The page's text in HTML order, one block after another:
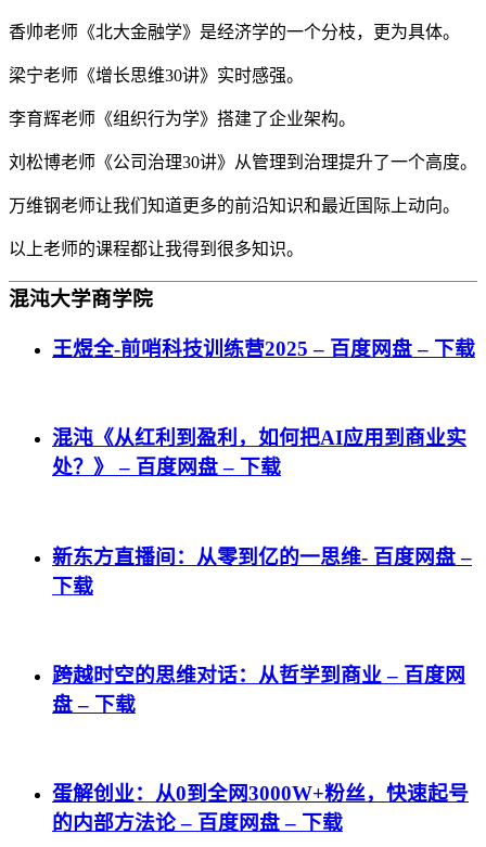
香帅老师《北大金融学》是经济学的一个分枝，更为具体。
梁宁老师《增长思维30讲》实时感强。
李育辉老师《组织行为学》搭建了企业架构。
刘松博老师《公司治理30讲》从管理到治理提升了一个高度。
万维钢老师让我们知道更多的前沿知识和最近国际上动向。
以上老师的课程都让我得到很多知识。
混沌大学商学院
王煜全-前哨科技训练营2025 – 百度网盘 – 下载
混沌《从红利到盈利，如何把AI应用到商业实
处？》 – 百度网盘 – 下载
新东方直播间：从零到亿的一思维- 百度网盘 –
下载
跨越时空的思维对话：从哲学到商业 – 百度网
盘 – 下载
蛋解创业：从0到全网3000W+粉丝，快速起号
的内部方法论 – 百度网盘 – 下载